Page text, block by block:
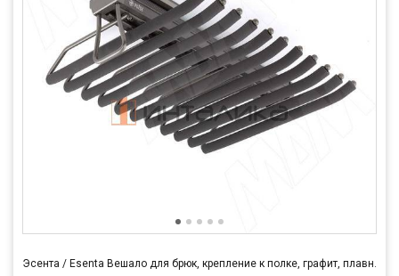
Эсента / Esenta Вешало для брюк, крепление к полке, графит, плавн.